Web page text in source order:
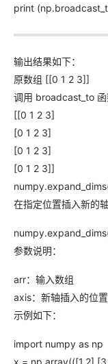
print
输出结果如下：
原数组 [[0 1 2 3]]
调用 broadcast_to 函
[[0 1 2 3]
[0 1 2 3]
[0 1 2 3]
[0 1 2 3]]
在指定位置插入新的
参数说明：
arr：输入数组
axis：新轴插入的位置
示例如下：
import numpy as np
x =